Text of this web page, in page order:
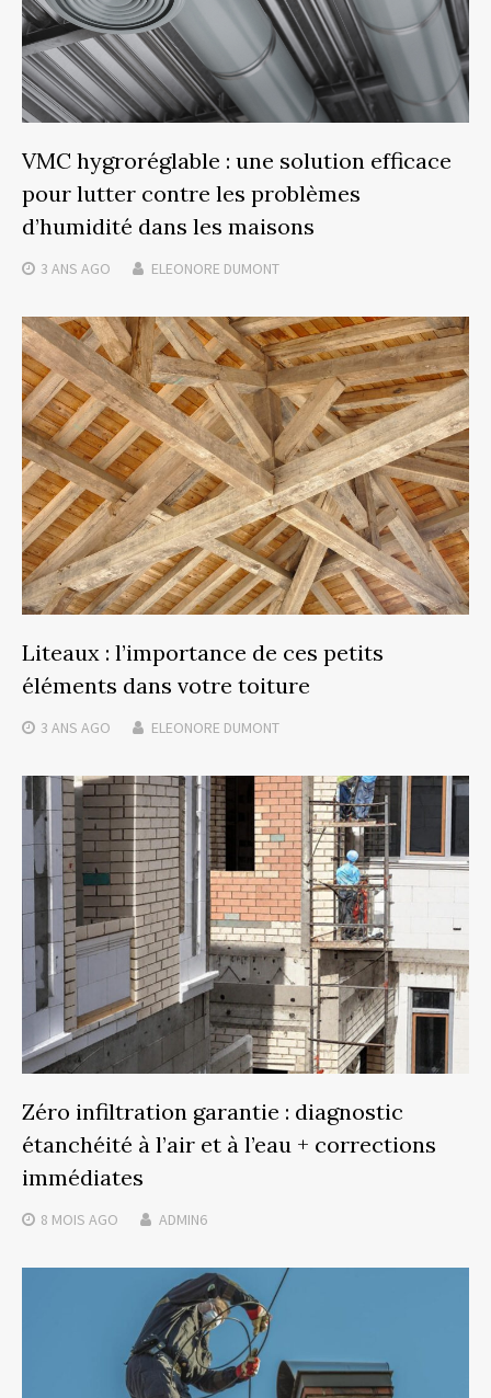
VMC hygroréglable : une solution efficace
pour lutter contre les problèmes
d’humidité dans les maisons
3 ANS AGO ELEONORE DUMONT
Liteaux : l’importance de ces petits
éléments dans votre toiture
3 ANS AGO ELEONORE DUMONT
Zéro infiltration garantie : diagnostic
étanchéité à l’air et à l’eau + corrections
immédiates
8 MOIS AGO ADMIN6